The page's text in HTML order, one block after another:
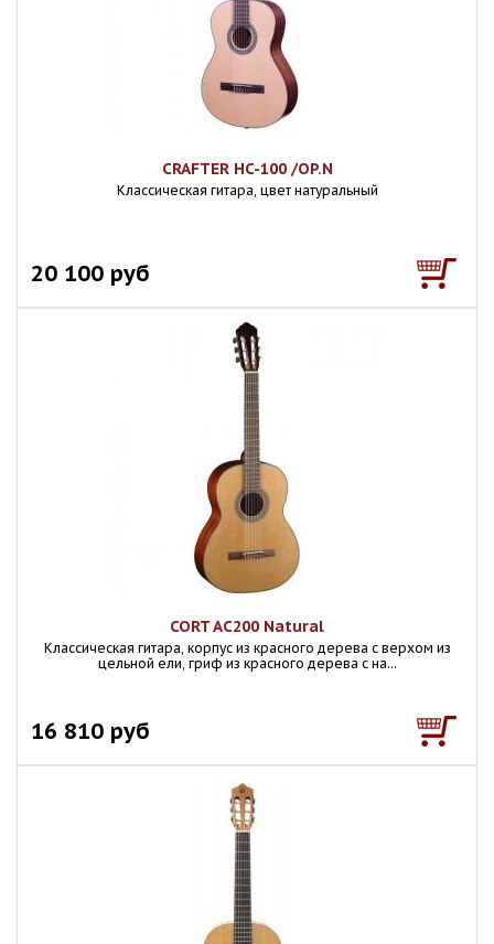
CRAFTER HC-100 /OP.N
Классическая гитара, цвет натуральный
20 100 руб
CORT AC200 Natural
Классическая гитара, корпус из красного дерева с верхом из
цельной ели, гриф из красного дерева с на...
16 810 руб